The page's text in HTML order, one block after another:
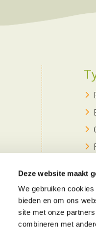
Deze website maakt
We gebruiken
bieden en om ons
site met onze
combineren met